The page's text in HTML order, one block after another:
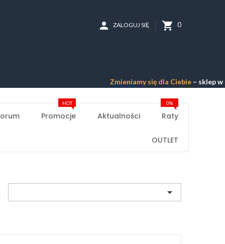
shopping_cart 0
person ZALOGUJ SIĘ
Zmieniamy się dla Ciebie– sklep w
Promocje
HOT
Aktualności Raty
0%
OUTLET
